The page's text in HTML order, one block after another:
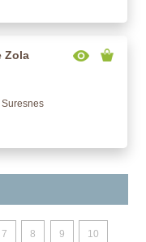
Zola
7 8 9 10